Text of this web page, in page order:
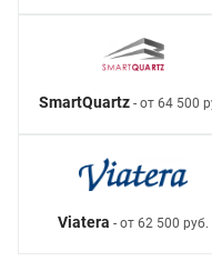
SmartQuartz- от 64 500
Viatera - от 62 500 руб.